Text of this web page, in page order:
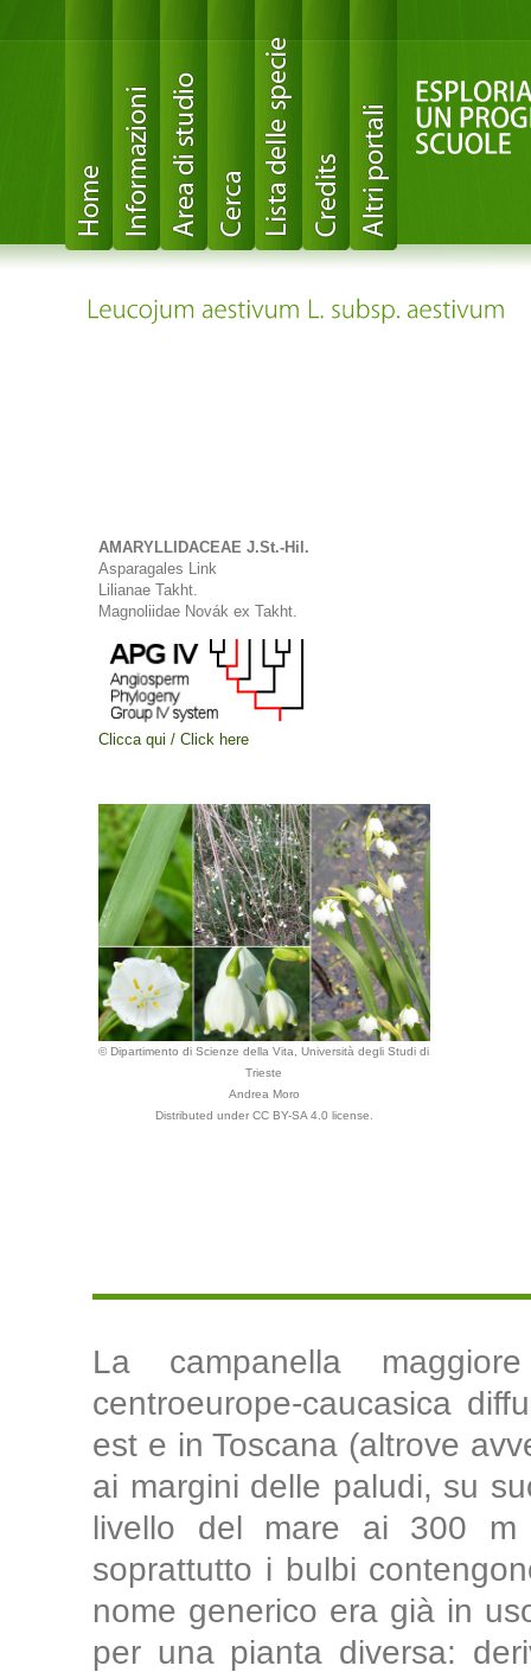
AMARYLLIDACEAE J.St.-Hil.
Asparagales Link
Lilianae Takht.
Magnoliidae Novák ex Takht.
Clicca qui / Click here
© Dipartimento di Scienze della Vita, Università degli Studi di
Trieste
Andrea Moro
Distributed under CC BY-SA 4.0 license.
La campanella
centroeurope-caucasica
est e in Toscana (altrove
ai margini delle paludi, su
livello del mare ai 300
soprattutto i bulbi
nome generico era già in
per una pianta diversa: